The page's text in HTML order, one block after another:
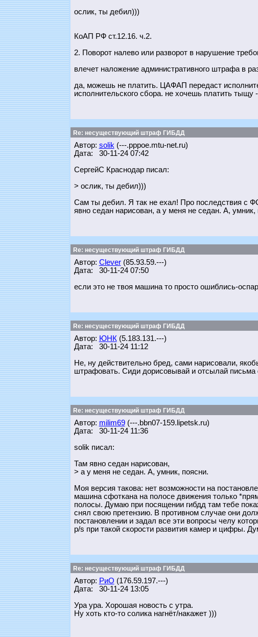
ослик, ты дебил)))
КоАП РФ ст.12.16. ч.2.
2. Поворот налево или разворот в нарушение
влечет наложение административного штрафа в
да, можешь не платить. ЦАФАП передаст
исполнительского сбора. не хочешь платить
Re: несуществующий штраф ГИБДД
Автор: solik (---.pppoe.mtu-net.ru)
Дата: 30-11-24 07:42
СергейС Краснодар писал:
> ослик, ты дебил)))
Сам ты дебил. Я так не ехал! Про последствия с
явно седан нарисован, а у меня не седан. А, умник,
Re: несуществующий штраф ГИБДД
Автор: Clever(85.93.59.---)
Дата: 30-11-24 07:50
если это не твоя машина то просто ошиблись-
Re: несуществующий штраф ГИБДД
Автор: ЮНК (5.183.131.---)
Дата: 30-11-24 11:12
Не, ну действительно бред, сами нарисовали,
штрафовать. Сиди дорисовывай и отсылай письма
Re: несуществующий штраф ГИБДД
Автор: milim69(---.bbn07-159.lipetsk.ru)
Дата: 30-11-24 11:36
solik писал:
Там явно седан нарисован,
> а у меня не седан. А, умник, поясни.
Моя версия такова: нет возможности на
машина сфоткана на полосе движения только
полосы. Думаю при посящении гибдд там тебе
снял свою претензию. В противном случае они
постановлении и задал все эти вопросы челу
p/s при такой скорости развития камер и цифры.
Re: несуществующий штраф ГИБДД
Автор: РиО (176.59.197.---)
Дата: 30-11-24 13:05
Ура ура. Хорошая новость с утра.
Ну хоть кто-то солика нагнёт/накажет )))